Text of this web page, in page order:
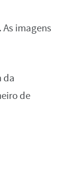
imagens
da
de